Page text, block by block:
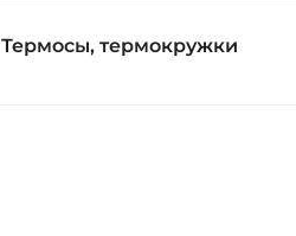
Термосы, термокружки